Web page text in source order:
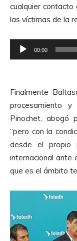
cualquier
las víctimas de la
e
o
d
u
t
o
r
d
A
u
00:00
Finalmente
procesamiento
Pinochet, abogó
“pero con la
desde el propio
internacional ante
que es el ámbito